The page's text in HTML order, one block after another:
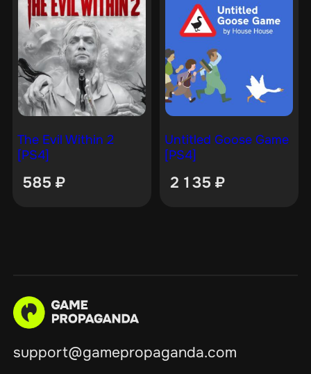
The Evil Within 2
[PS4]
585 ₽
Untitled Goose Game
[PS4]
2 135 ₽
support@gamepropaganda.com